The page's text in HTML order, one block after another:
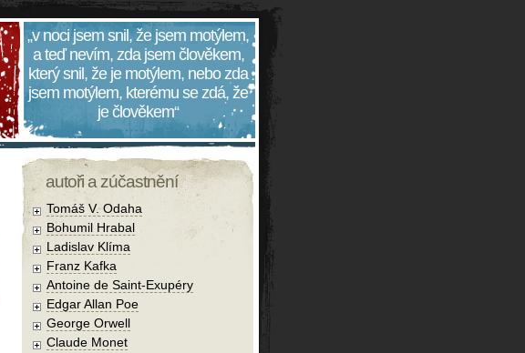
„v noci jsem snil, že jsem motýlem,
a teď nevím, zda jsem člověkem,
který snil, že je motýlem, nebo zda
jsem motýlem, kterému se zdá, že
je člověkem“
autoři a zúčastnění
Tomáš V. Odaha
Bohumil Hrabal
Ladislav Klíma
Franz Kafka
Antoine de Saint-Exupéry
Edgar Allan Poe
George Orwell
Claude Monet